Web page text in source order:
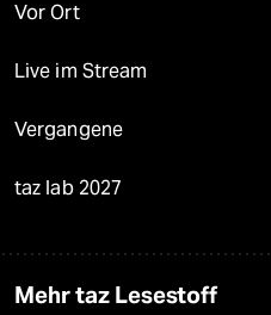
Vor Ort
Live im Stream
Vergangene
taz lab 2027
Mehr taz Lesestoff